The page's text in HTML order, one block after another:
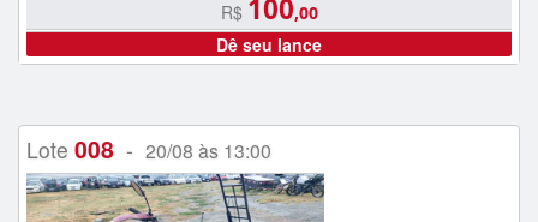
R$ 100,00
Dê seu lance
Lote 008 - 20/08 às 13:00